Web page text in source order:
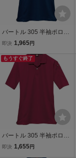
バートル 305 半袖ポロシ
ャツ ドライメッシュ ネイ
速乾 作業服 作業着
即決 1,965円
もうすぐ終了
バートル 305 半袖ポロシ
ャツ ドライメッシュ レッ
即決 1,655円